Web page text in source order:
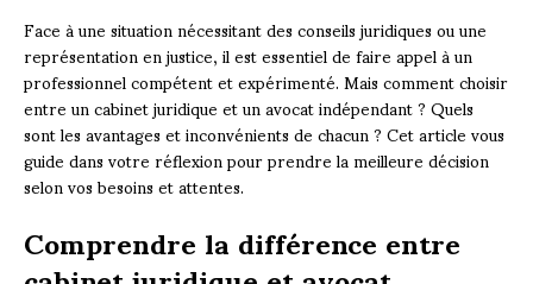
Face à une situation nécessitant des conseils juridiques ou une
représentation en justice, il est essentiel de faire appel à un
professionnel compétent et expérimenté. Mais comment choisir
entre un cabinet juridique et un avocat indépendant ? Quels
sont les avantages et inconvénients de chacun ? Cet article vous
guide dans votre réflexion pour prendre la meilleure décision
selon vos besoins et attentes.
Comprendre la différence entre